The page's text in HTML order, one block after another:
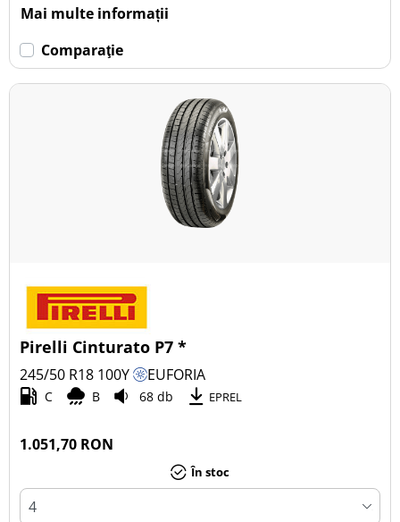
Mai multe informații
Comparaţie
Pirelli Cinturato P7 *
245/50 R18 100Y EUFORIA
C B 68 db EPREL
1.051,70 RON
În stoc